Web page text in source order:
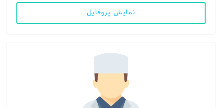
نمایش پروفایل